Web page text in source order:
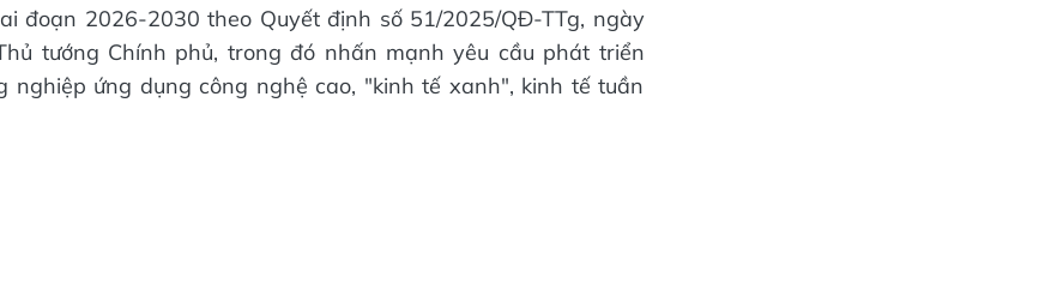
đoạn 2026-2030 theo Quyết định số 51/2025/QĐ-TTg, ngày
tướng Chính phủ, trong đó nhấn mạnh yêu cầu phát triển
nghiệp ứng dụng công nghệ cao, "kinh tế xanh", kinh tế tuần